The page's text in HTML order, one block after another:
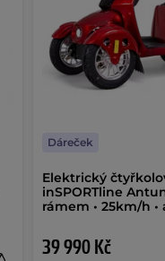
Elektrický
inSPORTline
rámem • 25km/h
39 990 Kč
Dáreček